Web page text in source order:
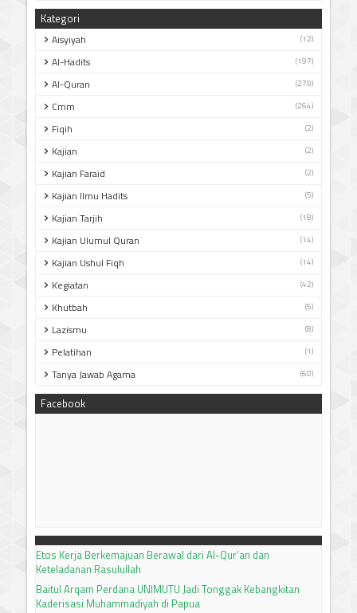
Kategori
Aisyiyah (12)
Al-Hadits (197)
Al-Quran (279)
Cmm (264)
Fiqih (2)
Kajian (2)
Kajian Faraid (2)
Kajian Ilmu Hadits (5)
Kajian Tarjih (18)
Kajian Ulumul Quran (14)
Kajian Ushul Fiqh (14)
Kegiatan (42)
Khutbah (5)
Lazismu (8)
Pelatihan (1)
Tanya Jawab Agama (60)
Facebook
Etos Kerja Berkemajuan Berawal dari Al-Qur’an dan
Keteladanan Rasulullah
Baitul Arqam Perdana UNIMUTU Jadi Tonggak Kebangkitan
Kaderisasi Muhammadiyah di Papua